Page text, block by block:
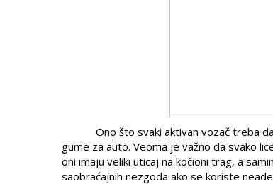
Ono što svaki aktivan vozač treba da
gume za auto. Veoma je važno da svako
oni imaju veliki uticaj na kočioni trag, a
saobraćajnih nezgoda ako se koriste